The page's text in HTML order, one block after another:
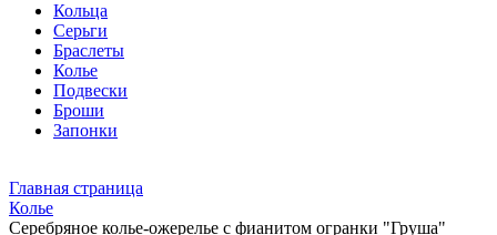
Кольца
Серьги
Браслеты
Колье
Подвески
Броши
Запонки
Главная страница
Колье
Серебряное колье-ожерелье с фианитом огранки "Груша"